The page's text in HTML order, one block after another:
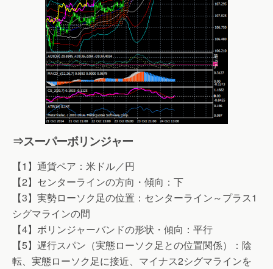
⇒スーパーボリンジャー
【1】通貨ペア：米ドル／円
【2】センターラインの方向・傾向：下
【3】実勢ローソク足の位置：センターライン～プラス1
シグマラインの間
【4】ボリンジャーバンドの形状・傾向：平行
【5】遅行スパン（実態ローソク足との位置関係）：陰
転、実態ローソク足に接近、マイナス2シグマラインを